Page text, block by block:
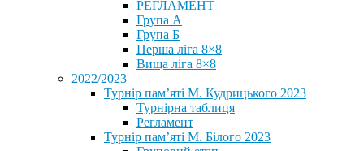
РЕГЛАМЕНТ
Група А
Група Б
Перша ліга 8×8
Вища ліга 8×8
2022/2023
Турнір пам’яті М. Кудрицького 2023
Турнірна таблиця
Регламент
Турнір пам’яті М. Білого 2023